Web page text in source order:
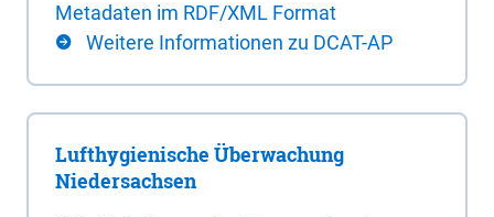
Metadaten im RDF/XML Format
Weitere Informationen zu DCAT-AP
Lufthygienische Überwachung
Niedersachsen